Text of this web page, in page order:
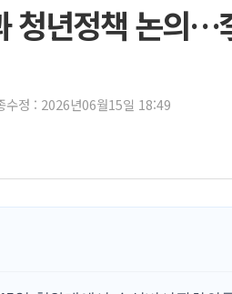
이란 핵심 원
美 고용 쇼크
뉴욕증시 프
[종합] 美 7
[사진] 이슬
뉴욕증시 개
보훈부, 미
청년정책 논의…
수정 : 2026년06월15일 18:49